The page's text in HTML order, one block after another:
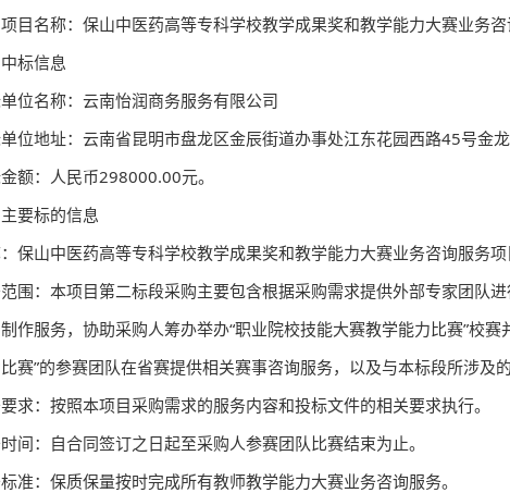
目名称：保山中医药高等专科学校教学成果奖和教学能力大赛业务
标信息
位名称：云南怡润商务服务有限公司
位地址：云南省昆明市盘龙区金辰街道办事处江东花园西路45号金
额：人民币298000.00元。
要标的信息
保山中医药高等专科学校教学成果奖和教学能力大赛业务咨询服务
围：本项目第二标段采购主要包含根据采购需求提供外部专家团队
作服务，协助采购人筹办举办“职业院校技能大赛教学能力比赛”校
赛”的参赛团队在省赛提供相关赛事咨询服务，以及与本标段所涉及
求：按照本项目采购需求的服务内容和投标文件的相关要求执行。
间：自合同签订之日起至采购人参赛团队比赛结束为止。
准：保质保量按时完成所有教师教学能力大赛业务咨询服务。